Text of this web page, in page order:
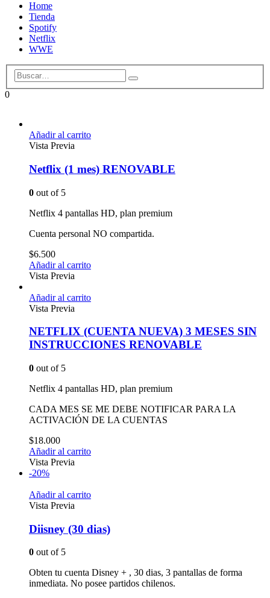
Home
Tienda
Spotify
Netflix
WWE
0
Añadir al carrito
Vista Previa
Netflix (1 mes) RENOVABLE
0 out of 5
Netflix 4 pantallas HD, plan premium
Cuenta personal NO compartida.
$6.500
Añadir al carrito
Vista Previa
Añadir al carrito
Vista Previa
NETFLIX (CUENTA NUEVA) 3 MESES SIN
INSTRUCCIONES RENOVABLE
0 out of 5
Netflix 4 pantallas HD, plan premium
CADA MES SE ME DEBE NOTIFICAR PARA LA
ACTIVACIÓN DE LA CUENTAS
$18.000
Añadir al carrito
Vista Previa
-20%
Añadir al carrito
Vista Previa
Diisney (30 dias)
0 out of 5
Obten tu cuenta Disney + , 30 dias, 3 pantallas de forma
inmediata. No posee partidos chilenos.